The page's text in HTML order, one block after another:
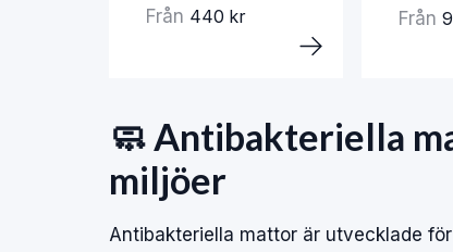
Från 440 kr Från
🧼 Antibakteriella
miljöer
Antibakteriella mattor är utvecklade